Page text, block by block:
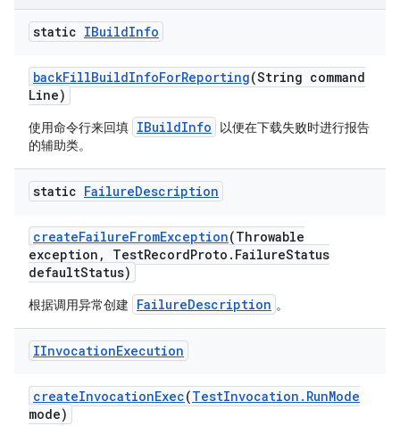
static IBuildInfo
backFillBuildInfoForReporting(String command
Line)
使用命令行来回填 IBuildInfo
以便在下载失败时进行报告
的辅助类。
static FailureDescription
createFailureFromException(Throwable
exception , TestRecordProto . FailureStatus
defaultStatus)
根据调用异常创建 FailureDescription 。
IInvocationExecution
createInvocationExec(TestInvocation . RunMode
mode)